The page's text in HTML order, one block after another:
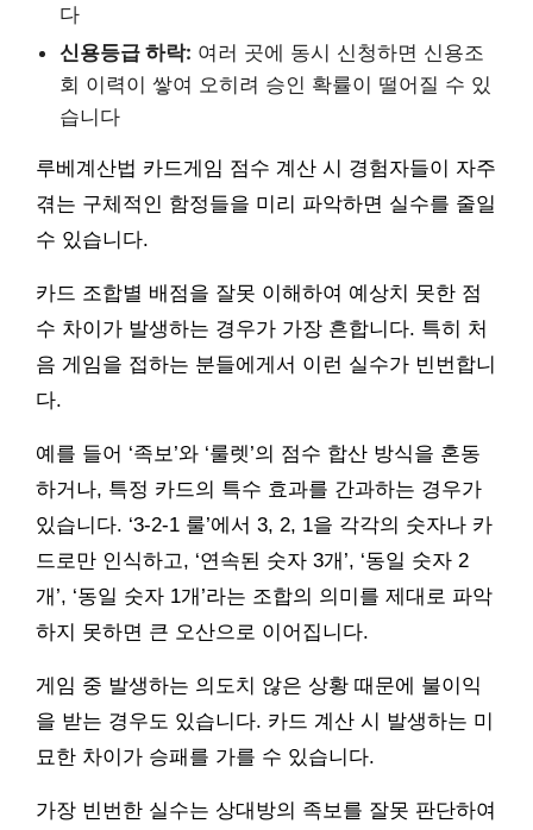
다
신용등급 하락: 여러 곳에 동시 신청하면 신용조
회 이력이 쌓여 오히려 승인 확률이 떨어질 수 있
습니다
루베계산법 카드게임 점수 계산 시 경험자들이 자주
겪는 구체적인 함정들을 미리 파악하면 실수를 줄일
수 있습니다.
카드 조합별 배점을 잘못 이해하여 예상치 못한 점
수 차이가 발생하는 경우가 가장 흔합니다. 특히 처
음 게임을 접하는 분들에게서 이런 실수가 빈번합니
다.
예를 들어 ‘족보’와 ‘룰렛’의 점수 합산 방식을 혼동
하거나, 특정 카드의 특수 효과를 간과하는 경우가
있습니다. ‘3-2-1 룰’에서 3, 2, 1을 각각의 숫자나 카
드로만 인식하고, ‘연속된 숫자 3개’, ‘동일 숫자 2
개’, ‘동일 숫자 1개’라는 조합의 의미를 제대로 파악
하지 못하면 큰 오산으로 이어집니다.
게임 중 발생하는 의도치 않은 상황 때문에 불이익
을 받는 경우도 있습니다. 카드 계산 시 발생하는 미
묘한 차이가 승패를 가를 수 있습니다.
가장 빈번한 실수는 상대방의 족보를 잘못 판단하여